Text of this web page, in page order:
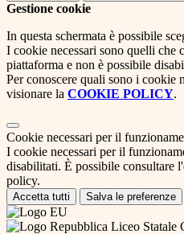
Gestione cookie
In questa schermata è possibile
I cookie necessari sono quelli che
piattaforma e non è possibile
Per conoscere quali sono i cookie
visionare la COOKIE POLICY.
Cookie necessari per il
I cookie necessari per il
disabilitati. È possibile consultare
policy.
Accetta tutti Salva le preferenze
Liceo Statale